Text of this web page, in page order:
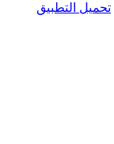
تحميل التطبيق